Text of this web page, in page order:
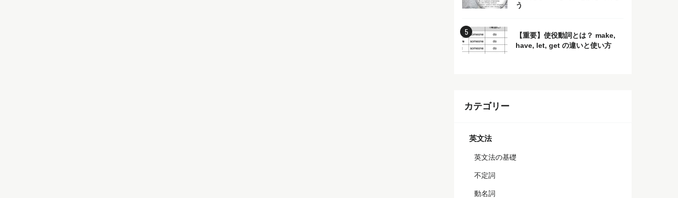
う
【重要】使役動詞とは？ make,
have, let, get の違いと使い方
カテゴリー
英文法
英文法の基礎
不定詞
動名詞